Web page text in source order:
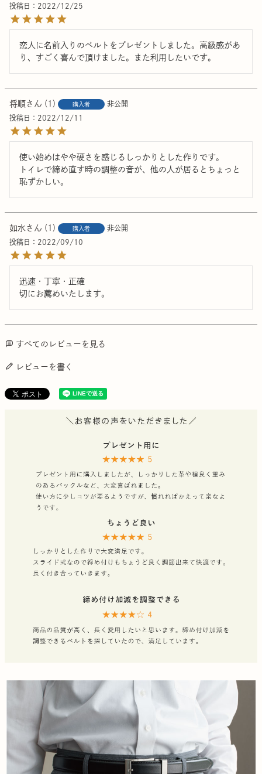
投稿日
2022/12/25
恋人に名前入りのベルトをプレゼントしました。高級感があ
り、すごく喜んで頂けました。また利用したいです。
将順 1 購入者
非公開
投稿日
2022/12/11
使い始めはやや硬さを感じるしっかりとした作りです。
トイレで締め直す時の調整の音が、他の人が居るとちょっと
恥ずかしい。
如水 1 購入者
非公開
投稿日
2022/09/10
迅速・丁寧・正確
切にお薦めいたします。
すべてのレビューを見る
レビューを書く